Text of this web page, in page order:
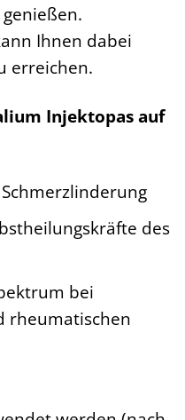
Ihnen dabei
erreichen.
Injektopas auf
des
bei
rheumatischen